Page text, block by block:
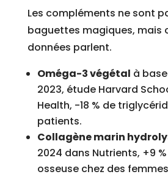
Les compléments ne sont
baguettes magiques, mais
données parlent.
Oméga-3 végétal à
2023, étude Harvard
Health, -18 % de
patients.
Collagène marin
2024 dans Nutrients, +9
osseuse chez des